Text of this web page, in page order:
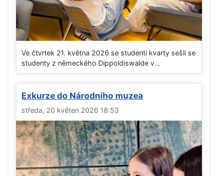
Ve čtvrtek 21. května 2026 se studenti kvarty sešli se
studenty z německého Dippoldiswalde v...
Exkurze do Národního muzea
středa, 20 květen 2026 18:53